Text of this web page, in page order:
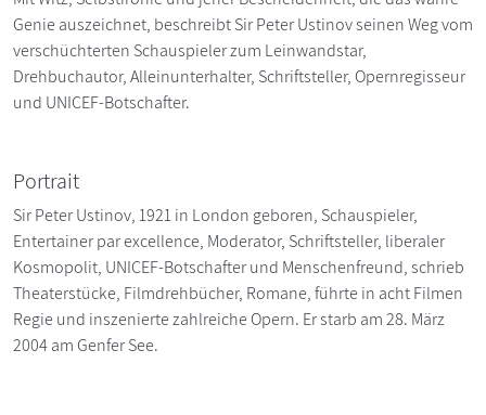
Genie auszeichnet, beschreibt Sir Peter Ustinov seinen Weg vom
verschüchterten Schauspieler zum Leinwandstar,
Drehbuchautor, Alleinunterhalter, Schriftsteller, Opernregisseur
und UNICEF-Botschafter.
Portrait
Sir Peter Ustinov, 1921 in London geboren, Schauspieler,
Entertainer par excellence, Moderator, Schriftsteller, liberaler
Kosmopolit, UNICEF-Botschafter und Menschenfreund, schrieb
Theaterstücke, Filmdrehbücher, Romane, führte in acht Filmen
Regie und inszenierte zahlreiche Opern. Er starb am 28. März
2004 am Genfer See.